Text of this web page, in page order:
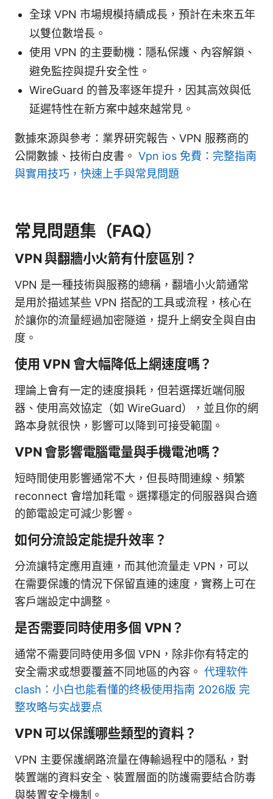
全球 VPN 市場規模持續成長，預計在未來五年
以雙位數增長。
使用 VPN 的主要動機：隱私保護、內容解鎖、
避免監控與提升安全性。
WireGuard 的普及率逐年提升，因其高效與低
延遲特性在新方案中越來越常見。
數據來源與參考：業界研究報告、VPN 服務商的
公開數據、技術白皮書。 Vpn ios 免費：完整指南
與實用技巧，快速上手與常見問題
常見問題集（FAQ）
VPN 與翻牆小火箭有什麼區別？
VPN 是一種技術與服務的總稱，翻墙小火箭通常
是用於描述某些 VPN 搭配的工具或流程，核心在
於讓你的流量經過加密隧道，提升上網安全與自由
度。
使用 VPN 會大幅降低上網速度嗎？
理論上會有一定的速度損耗，但若選擇近端伺服
器、使用高效協定（如 WireGuard），並且你的網
路本身就很快，影響可以降到可接受範圍。
VPN 會影響電腦電量與手機電池嗎？
短時間使用影響通常不大，但長時間連線、頻繁
reconnect 會增加耗電。選擇穩定的伺服器與合適
的節電設定可減少影響。
如何分流設定能提升效率？
分流讓特定應用直連，而其他流量走 VPN，可以
在需要保護的情況下保留直連的速度，實務上可在
客戶端設定中調整。
是否需要同時使用多個 VPN？
通常不需要同時使用多個 VPN，除非你有特定的
安全需求或想要覆蓋不同地區的內容。 代理软件
clash：小白也能看懂的终极使用指南 2026版 完
整攻略与实战要点
VPN 可以保護哪些類型的資料？
VPN 主要保護網路流量在傳輸過程中的隱私，對
裝置端的資料安全、裝置層面的防護需要結合防毒
與裝置安全機制。